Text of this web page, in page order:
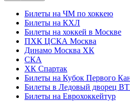
Билеты на ЧМ по хоккею
Билеты на КХЛ
Билеты на хоккей в Москве
ПХК ЦСКА Москва
Динамо Москва ХК
СКА
ХК Спартак
Билеты на Кубок Первого
Билеты в Ледовый дворец
Билеты на Еврохоккейтур